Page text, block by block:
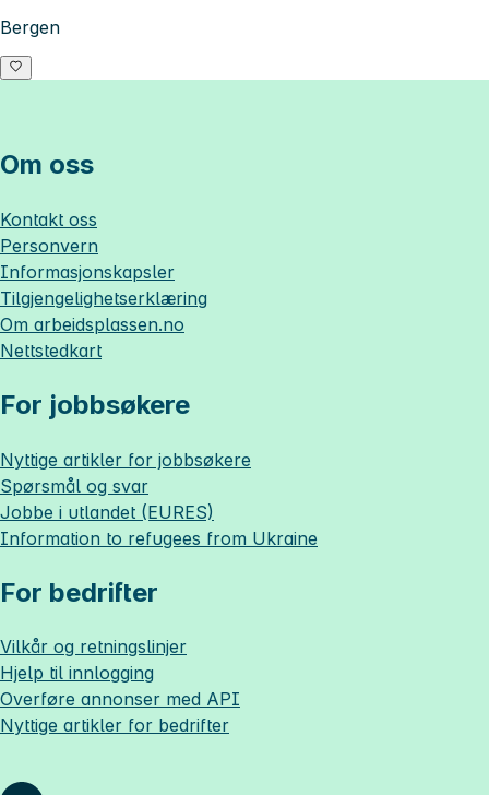
Bergen
Om oss
Kontakt oss
Personvern
Informasjonskapsler
Tilgjengelighetserklæring
Om arbeidsplassen.no
Nettstedkart
For jobbsøkere
Nyttige artikler for jobbsøkere
Spørsmål og svar
Jobbe i utlandet (EURES)
Information to refugees from Ukraine
For bedrifter
Vilkår og retningslinjer
Hjelp til innlogging
Overføre annonser med API
Nyttige artikler for bedrifter